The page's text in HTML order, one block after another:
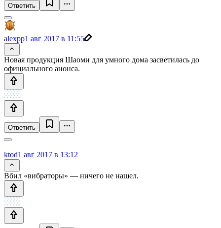
Ответить
alexpp1 авг 2017 в 11:55
Новая продукция Шаоми для умного дома засветилась до
официального анонса.
Ответить
ktod1 авг 2017 в 13:12
Вбил «вибраторы» — ничего не нашел.